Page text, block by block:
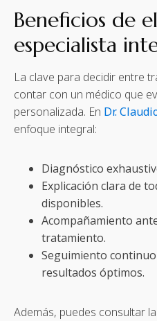
Beneficios de
especialista
La clave para decidir entre
contar con un médico que
personalizada. En Dr.
enfoque integral:
Diagnóstico
Explicación clara de
disponibles.
Acompañamiento
tratamiento.
Seguimiento
resultados óptimos.
Además, puedes consultar